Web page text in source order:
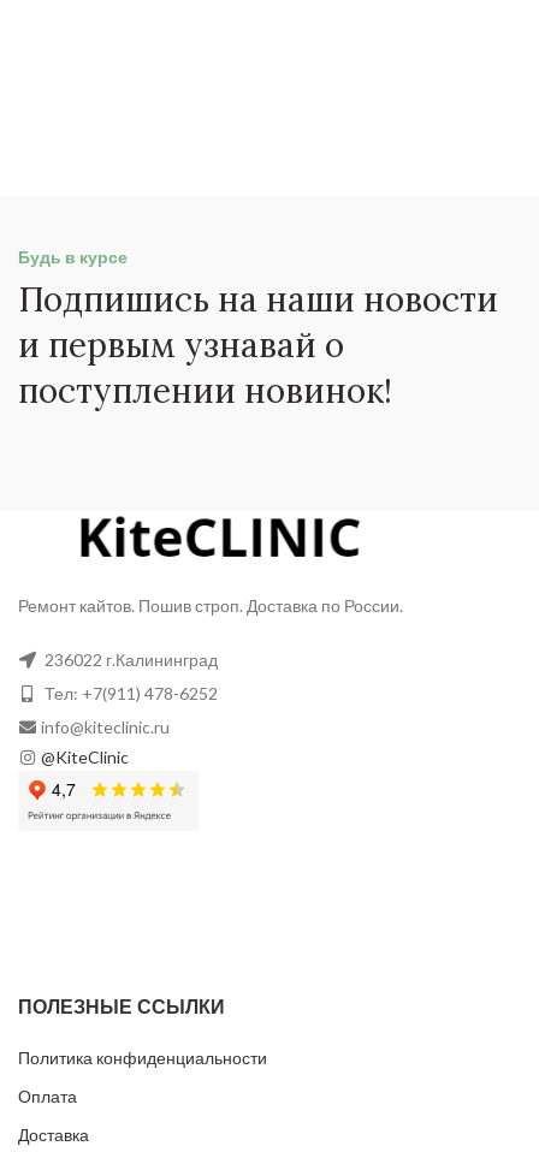
Будь в курсе
Подпишись на наши новости
и первым узнавай о
поступлении новинок!
Ремонт кайтов. Пошив строп. Доставка по России.
236022 г.Калининград
Тел: +7(911) 478-6252
info@kiteclinic.ru
@KiteClinic
ПОЛЕЗНЫЕ ССЫЛКИ
Политика конфиденциальности
Оплата
Доставка